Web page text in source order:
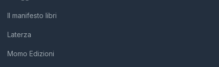
Il manifesto libri
Laterza
Momo Edizioni